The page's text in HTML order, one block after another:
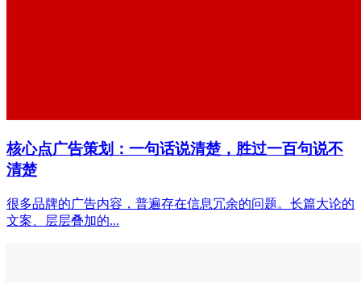
核心点广告策划：一句话说清楚，胜过一百句说不
清楚
很多品牌的广告内容，普遍存在信息冗余的问题。长篇大论的
文案、层层叠加的...